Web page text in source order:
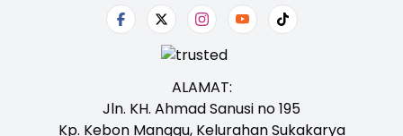
ALAMAT:
Jln. KH. Ahmad Sanusi no 195
Kp. Kebon Manggu, Kelurahan Sukakarya